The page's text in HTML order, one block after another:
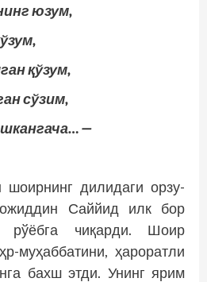
юзум,
қўзум,
сўзим,
—
дилидаги орзу-
Саййид илк бор
рўёбга чиқарди. Шоир
муҳаббатини, ҳароратли
бахш этди. Унинг ярим